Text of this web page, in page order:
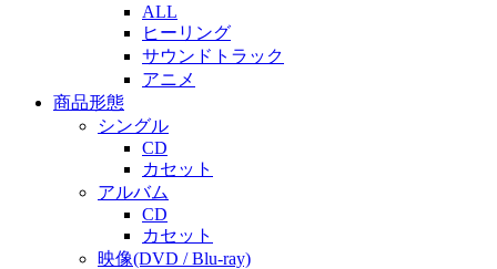
ALL
ヒーリング
サウンドトラック
アニメ
商品形態
シングル
CD
カセット
アルバム
CD
カセット
映像(DVD / Blu-ray)